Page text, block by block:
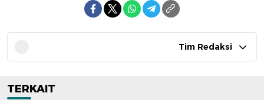
Tim Redaksi
TERKAIT